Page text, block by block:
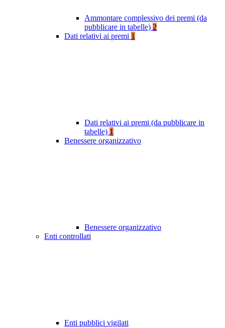
Ammontare complessivo dei premi (da
pubblicare in tabelle) 2
Dati relativi ai premi 1
Dati relativi ai premi (da pubblicare in
tabelle) 1
Benessere organizzativo
Benessere organizzativo
Enti controllati
Enti pubblici vigilati